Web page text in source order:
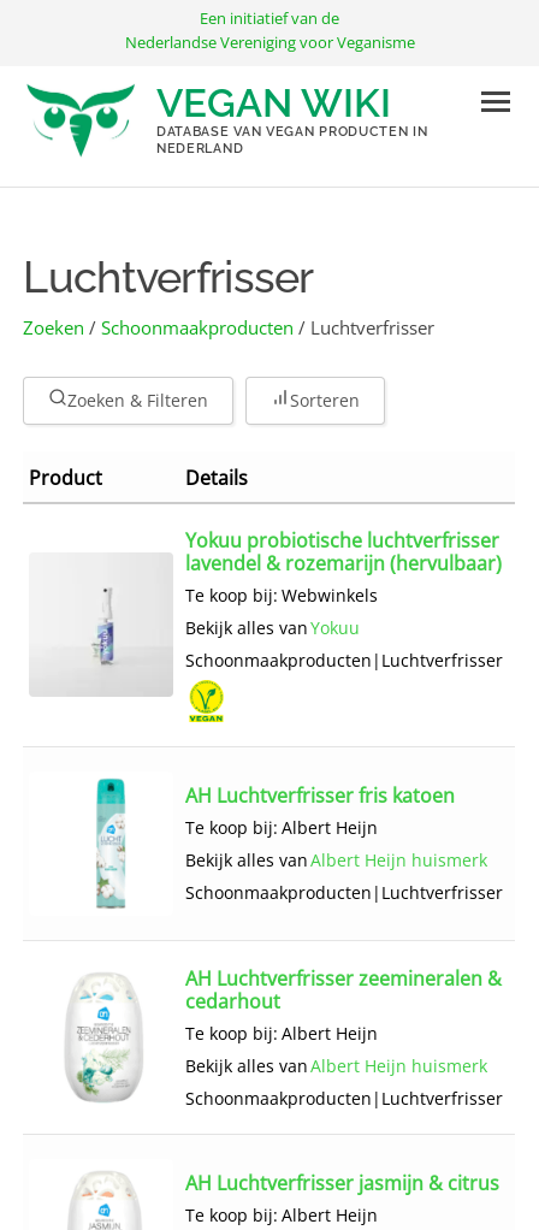
inhoud
Een initiatief van de
Nederlandse Vereniging voor Veganisme
VEGAN WIKI
DATABASE VAN VEGAN PRODUCTEN IN
NEDERLAND
Luchtverfrisser
Zoeken /Schoonmaak­producten / Luchtverfrisser
Zoeken & Filteren Sorteren
Product Details
Yokuu probiotische luchtverfrisser
lavendel & rozemarijn (hervulbaar)
Te koop bij: Webwinkels
Bekijk alles vanYokuu
Schoonmaak­producten | Luchtverfrisser
AH Luchtverfrisser fris katoen
Te koop bij: Albert Heijn
Bekijk alles vanAlbert Heijn huismerk
Schoonmaak­producten | Luchtverfrisser
AH Luchtverfrisser zeemineralen &
cedarhout
Te koop bij: Albert Heijn
Bekijk alles vanAlbert Heijn huismerk
Schoonmaak­producten | Luchtverfrisser
AH Luchtverfrisser jasmijn & citrus
Te koop bij: Albert Heijn